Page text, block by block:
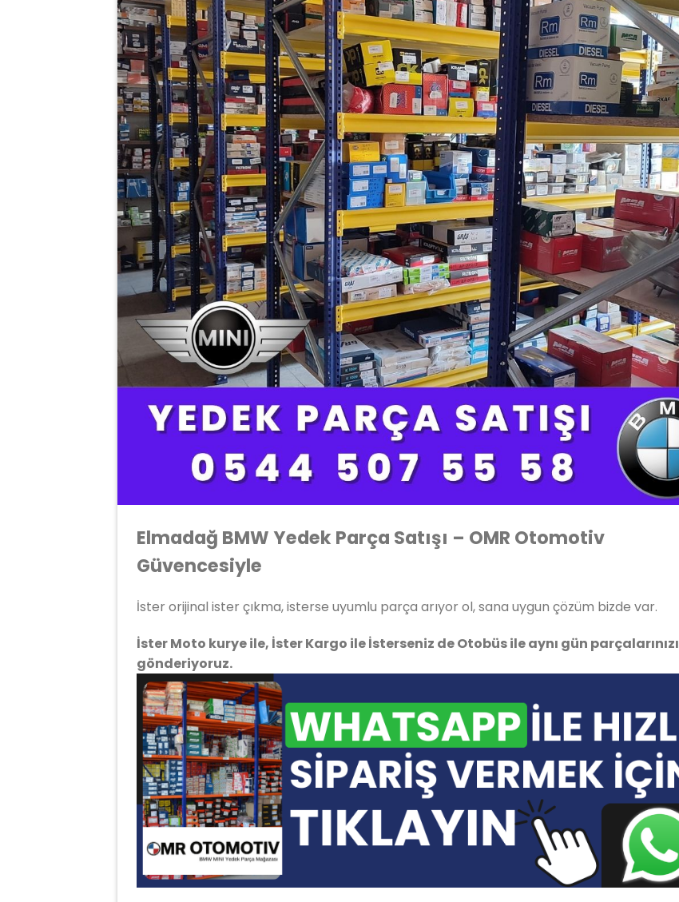
Elmadağ BMW Yedek Parça Satışı – OMR Otomotiv
Güvencesiyle
İster orijinal ister çıkma, isterse uyumlu parça arıyor ol, sana uygun çözüm bizde var.
İster Moto kurye ile, İster Kargo ile İsterseniz de Otobüs ile aynı gün parçalarınızı
gönderiyoruz.